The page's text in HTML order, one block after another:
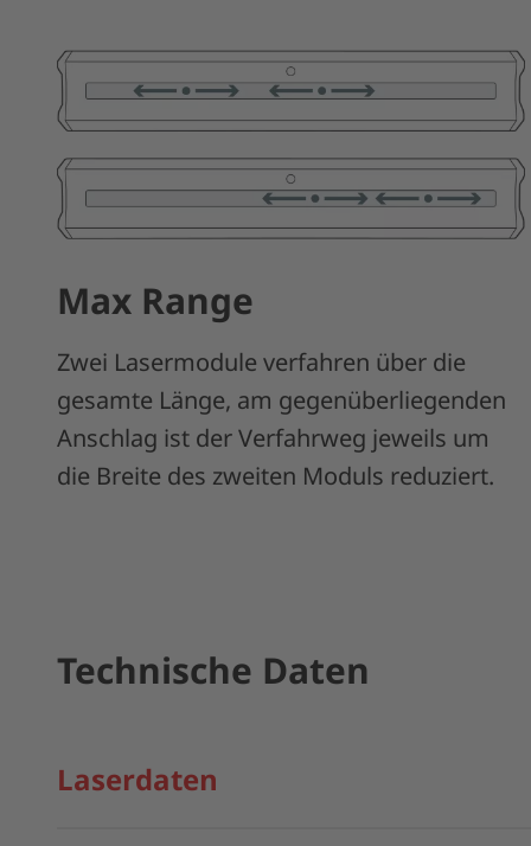
Max Range
Zwei Lasermodule verfahren über die
gesamte Länge, am gegenüberliegenden
Anschlag ist der Verfahrweg jeweils um
die Breite des zweiten Moduls reduziert.
Technische Daten
Laserdaten